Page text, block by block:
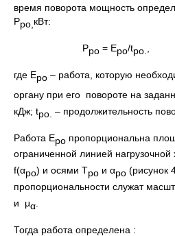
время поворота мощность
Рро, кВт:
Рро = Еро/tро.
где Еро – работа, которую
органу при его повороте на
кДж; tро. – продолжительность
Работа Еро пропорциональна
ограниченной линией нагрузочной
f(αро) и осями Тро и αро (рисунок
пропорциональности служат
и μα
Тогда работа определена :